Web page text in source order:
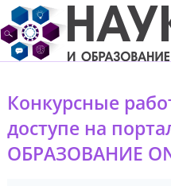
Перейти
к
содержимому
Конкурсные
доступе на
ОБРАЗОВАНИЕ